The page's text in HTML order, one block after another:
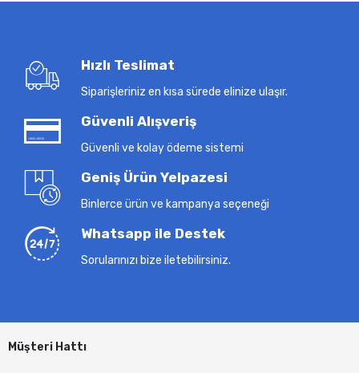
Hızlı Teslimat
Siparişleriniz en kısa sürede elinize ulaşır.
Güvenli Alışveriş
Güvenli ve kolay ödeme sistemi
Geniş Ürün Yelpazesi
Binlerce ürün ve kampanya seçeneği
Whatsapp ile Destek
Sorularınızı bize iletebilirsiniz.
Müşteri Hattı